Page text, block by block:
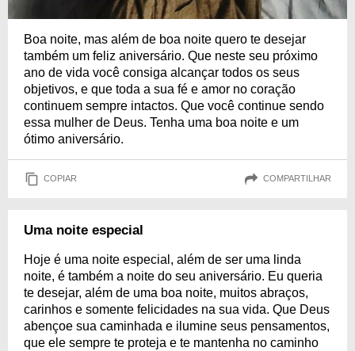
Boa noite, mas além de boa noite quero te desejar
também um feliz aniversário. Que neste seu próximo
ano de vida você consiga alcançar todos os seus
objetivos, e que toda a sua fé e amor no coração
continuem sempre intactos. Que você continue sendo
essa mulher de Deus. Tenha uma boa noite e um
ótimo aniversário.
COPIAR COMPARTILHAR
Uma noite especial
Hoje é uma noite especial, além de ser uma linda
noite, é também a noite do seu aniversário. Eu queria
te desejar, além de uma boa noite, muitos abraços,
carinhos e somente felicidades na sua vida. Que Deus
abençoe sua caminhada e ilumine seus pensamentos,
que ele sempre te proteja e te mantenha no caminho